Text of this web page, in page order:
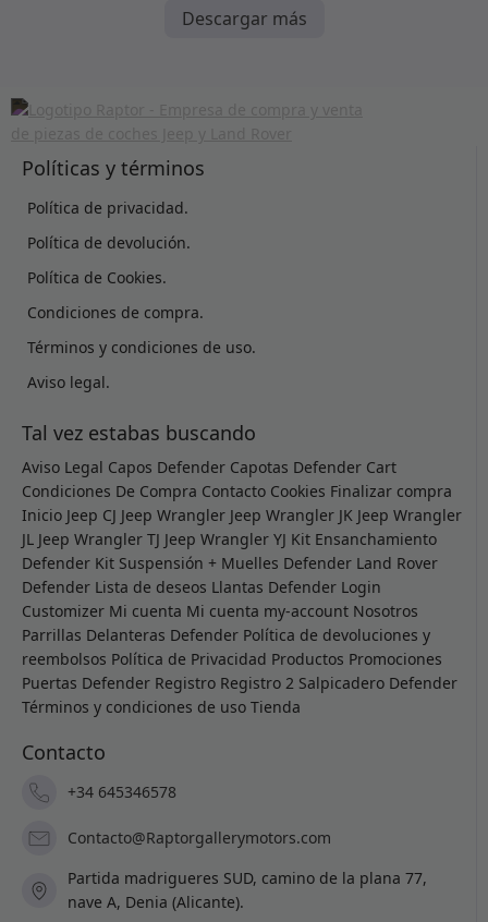
Descargar más
Políticas y términos
Política de privacidad.
Política de devolución.
Política de Cookies.
Condiciones de compra.
Términos y condiciones de uso.
Aviso legal.
Tal vez estabas buscando
Aviso Legal Capos Defender Capotas Defender Cart
Condiciones De Compra Contacto Cookies Finalizar compra
Inicio Jeep CJ Jeep Wrangler Jeep Wrangler JK Jeep Wrangler
JL Jeep Wrangler TJ Jeep Wrangler YJ Kit Ensanchamiento
Defender Kit Suspensión + Muelles Defender Land Rover
Defender Lista de deseos Llantas Defender Login
Customizer Mi cuenta Mi cuenta my-account Nosotros
Parrillas Delanteras Defender Política de devoluciones y
reembolsos Política de Privacidad Productos Promociones
Puertas Defender Registro Registro 2 Salpicadero Defender
Términos y condiciones de uso Tienda
Contacto
+34 645346578
Contacto@Raptorgallerymotors.com
Partida madrigueres SUD, camino de la plana 77,
nave A, Denia (Alicante).